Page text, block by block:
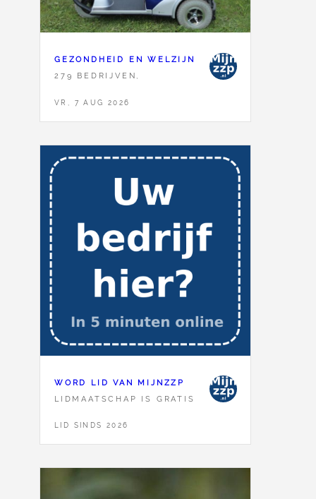
GEZONDHEID EN WELZIJN
279 BEDRIJVEN,
VR, 7 AUG 2026
WORD LID VAN MIJNZZP
LIDMAATSCHAP IS GRATIS
LID SINDS 2026